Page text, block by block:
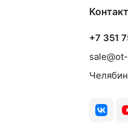
+7 351